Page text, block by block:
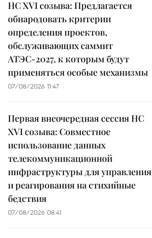
НС XVI созыва: Предлагается
обнародовать критерии
определения проектов,
обслуживающих саммит
АТЭС-2027, к которым будут
применяться особые механизмы
07/08/2026 11:47
Первая внеочередная сессия НС
XVI созыва: Совместное
использование данных
телекоммуникационной
инфраструктуры для управления
и реагирования на стихийные
бедствия
07/08/2026 08:41